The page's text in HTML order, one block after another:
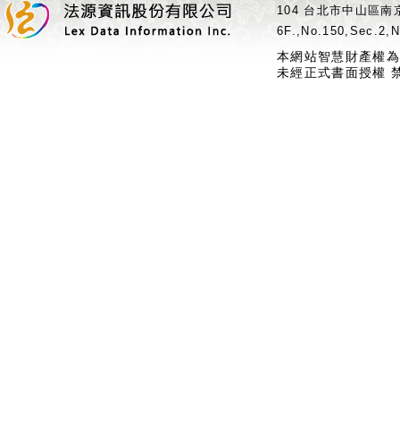
104 台北市中山區
本網站智慧財產權
未經正式書面授權